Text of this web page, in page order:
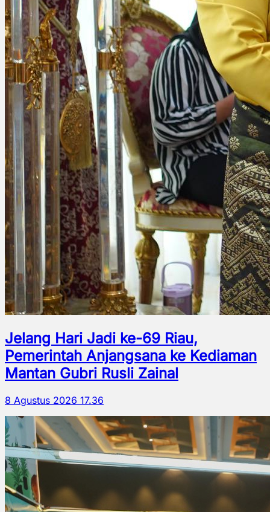
Jelang Hari Jadi ke-69 Riau,
Pemerintah Anjangsana ke Kediaman
Mantan Gubri Rusli Zainal
8 Agustus 2026 17.36